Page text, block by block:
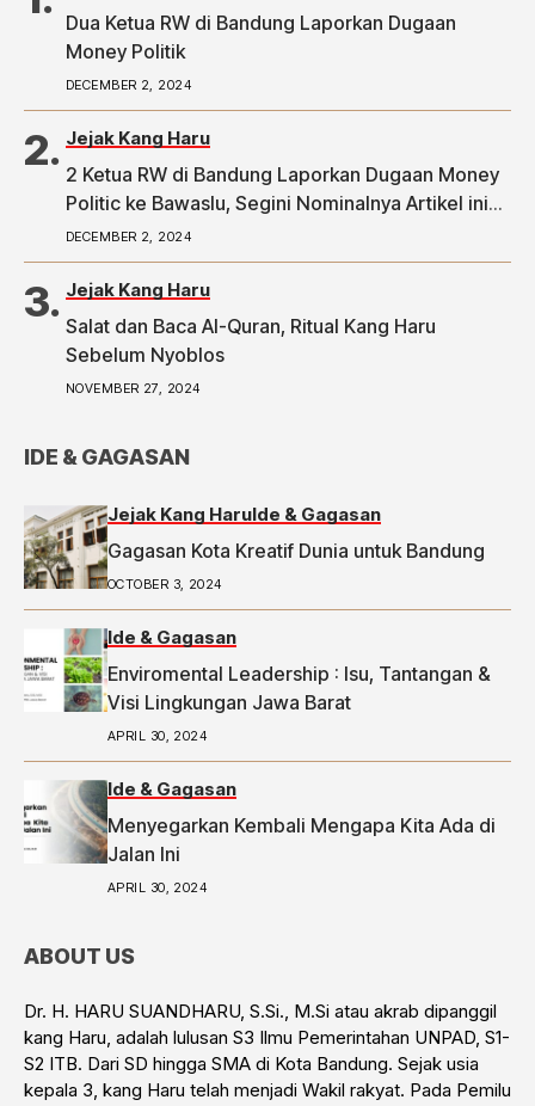
Dua Ketua RW di Bandung Laporkan Dugaan
Money Politik
DECEMBER 2, 2024
Jejak Kang Haru
2 Ketua RW di Bandung Laporkan Dugaan Money
Politic ke Bawaslu, Segini Nominalnya Artikel ini
telah tayang di Tribunpriangan.com dengan judul
2 Ketua RW di Bandung Laporkan Dugaan Money
Politic ke Bawaslu, Segini Nominalnya,
https://priangan.tribunnews.com/2024/11/30/2-
ketua-rw-di-bandung-laporkan-dugaan-money-
DECEMBER 2, 2024
Jejak Kang Haru
Salat dan Baca Al-Quran, Ritual Kang Haru
Sebelum Nyoblos
NOVEMBER 27, 2024
IDE & GAGASAN
Jejak Kang HaruIde & Gagasan
Gagasan Kota Kreatif Dunia untuk Bandung
OCTOBER 3, 2024
Ide & Gagasan
Enviromental Leadership : Isu, Tantangan &
Visi Lingkungan Jawa Barat
APRIL 30, 2024
Ide & Gagasan
Menyegarkan Kembali Mengapa Kita Ada di
Jalan Ini
APRIL 30, 2024
ABOUT US
Dr. H. HARU SUANDHARU, S.Si., M.Si atau akrab dipanggil
kang Haru, adalah lulusan S3 Ilmu Pemerintahan UNPAD, S1-
S2 ITB. Dari SD hingga SMA di Kota Bandung. Sejak usia
kepala 3, kang Haru telah menjadi Wakil rakyat. Pada Pemilu